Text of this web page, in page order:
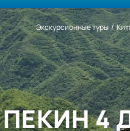
Экскурсионные туры /
ПЕКИН 4